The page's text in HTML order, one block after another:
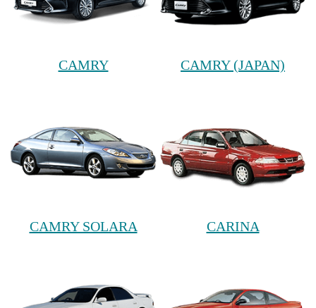
CAMRY CAMRY (JAPAN)
CAMRY SOLARA CARINA